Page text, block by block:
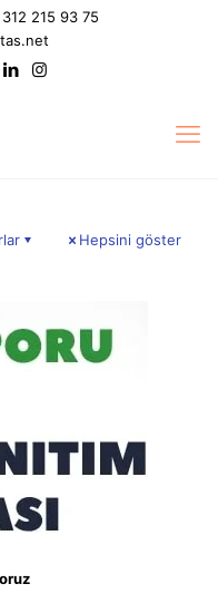
215 93 75
Hepsini göster